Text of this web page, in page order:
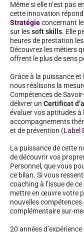
Même si elle n’est pas
cette innovation
Stratégieconcernant
sur lessoft skills. Elle
heures de prestation
Découvrez les métiers
offrent le plus de sens
Grâce à la puissance
nous réalisons la
Compétences de
délivrer un Certificat
évaluer vos aptitudes à
accompagnements
et de prévention (Label
La puissance de cette
de découvrir vos
Personnel, que vous
ce bilan. Si vous
coaching à l’issue de
mettre en œuvre votre
nouvelles
complémentaire sur-
20 années